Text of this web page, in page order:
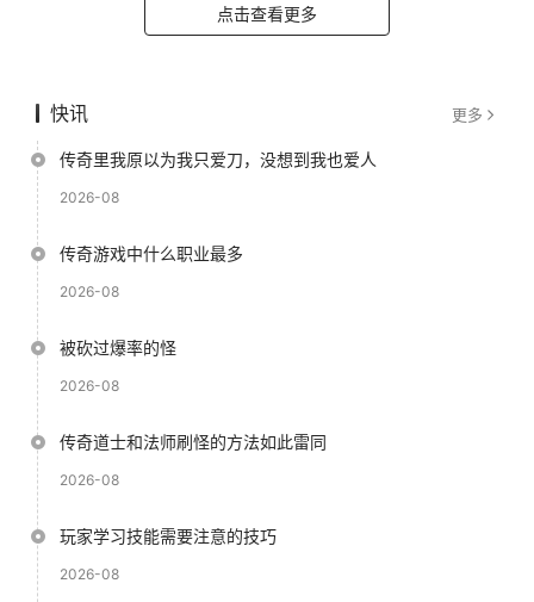
点击查看更多
快讯 更多
传奇里我原以为我只爱刀，没想到我也爱人
2026-08
传奇游戏中什么职业最多
2026-08
被砍过爆率的怪
2026-08
传奇道士和法师刷怪的方法如此雷同
2026-08
玩家学习技能需要注意的技巧
2026-08